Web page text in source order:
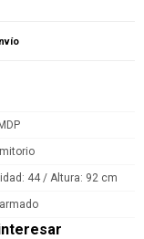
44 / Altura: 92 cm